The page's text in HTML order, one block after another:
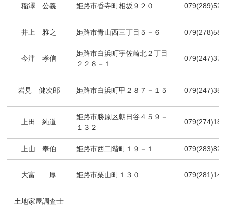
稲澤 公義 姫路市香寺町相坂９２０
井上 雅之 姫路市青山西三丁目５－６
今津 孝信
姫路市白浜町宇佐崎北２丁目
２２８－１
岩見 健次郎 姫路市白浜町甲２８７－１５
上田 純道
姫路市勝原区朝日谷４５９－
１３２
上山 奉伯 姫路市西二階町１９－１
大富 厚 姫路市栗山町１３０
土地家屋調査士